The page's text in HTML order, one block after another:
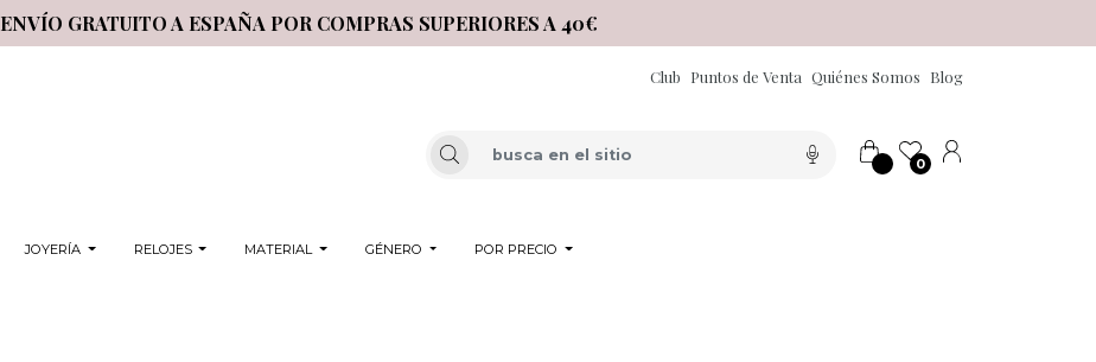
ENVÍO GRATUITO A ESPAÑA POR COMPRAS SUPERIORES A 40€
Club Puntos de Venta Quiénes Somos Blog
0
JOYERÍA RELOJES MATERIAL GÉNERO POR PRECIO